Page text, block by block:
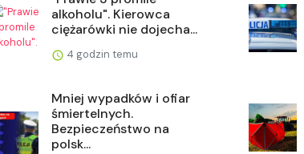
alkoholu". Kierowca
ciężarówki nie dojecha...
4 godzin temu
Mniej wypadków i ofiar
śmiertelnych.
Bezpieczeństwo na
polsk...